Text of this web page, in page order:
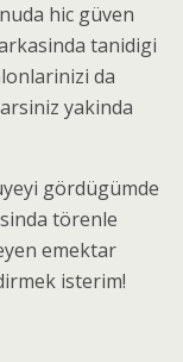
hic güven
tanidigi
da
yakinda
gördügümde
törenle
emektar
isterim!